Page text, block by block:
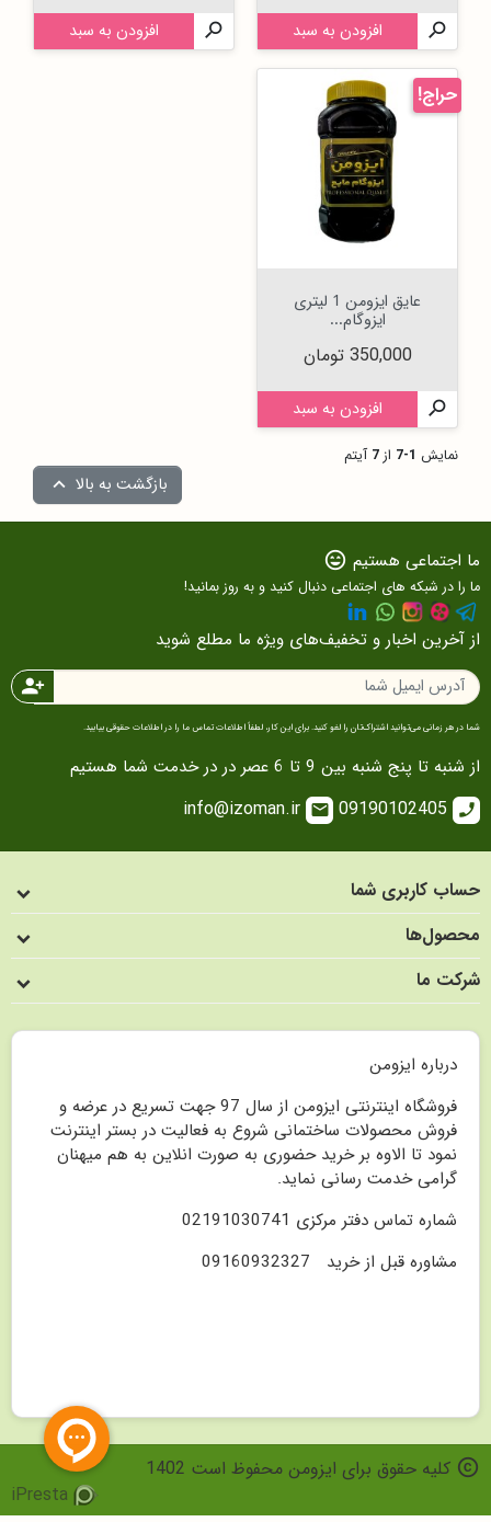
 افزودن به سبد  افزودن به سبد
عایق ایزومن 1 لیتری
ایزوگام...
قیمت
350,000 تومان
 افزودن به سبد
حراج!
نمایش 1-7 از7 آیتم
بازگشت به بالا 
ما اجتماعی هستیم sentiment_very_satisfied
ما را در شبکه های اجتماعی دنبال کنید و به روز بمانید!
از آخرین اخبار و تخفیف‌های ویژه ما مطلع شوید
person_add
شما در هر زمانی می‌توانید اشتراک‌تان را لغو کنید. برای این کار، لطفاً اطلاعات تماس ما را در اطلاعات حقوقی بیابید.
از شنبه تا پنج شنبه بین 9 تا 6 عصر در در خدمت شما هستیم
call
09190102405
email
حساب کاربری شما
محصول‌ها
شرکت ما
درباره ایزومن
فروشگاه اینترنتی ایزومن از سال 97 جهت تسریع در عرضه و
فروش محصولات ساختمانی شروع به فعالیت در بستر اینترنت
نمود تا الاوه بر خرید حضوری به صورت انلاین به هم میهنان
گرامی خدمت رسانی نماید.
شماره تماس دفتر مرکزی 02191030741
مشاوره قبل از خرید 09160932327
copyright کلیه حقوق برای ایزومن محفوظ است 1402
iPresta